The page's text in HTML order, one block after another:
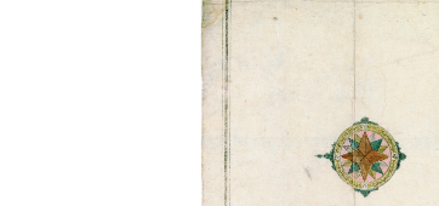
所蔵資料について
特定歴史公文書、行政資料等
資料の探し方
検索システムの利用方法